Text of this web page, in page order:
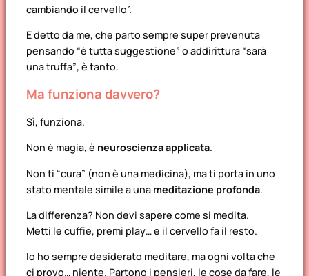
cambiando il cervello”.
E detto da me, che parto sempre super prevenuta
pensando “è tutta suggestione” o addirittura “sarà
una truffa”, è tanto.
Ma funziona davvero?
Sì, funziona.
Non è magia, è neuroscienza applicata.
Non ti “cura” (non è una medicina), ma ti porta in uno
stato mentale simile a una meditazione profonda.
La differenza? Non devi sapere come si medita.
Metti le cuffie, premi play… e il cervello fa il resto.
Io ho sempre desiderato meditare, ma ogni volta che
ci provo… niente. Partono i pensieri, le cose da fare, le